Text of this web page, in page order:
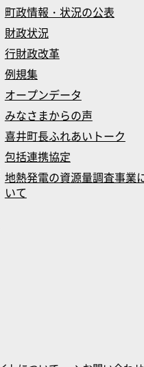
町政情報・状況の公表
財政状況
行財政改革
例規集
オープンデータ
みなさまからの声
喜井町長ふれあいトーク
包括連携協定
地熱発電の資源量調査事業
いて